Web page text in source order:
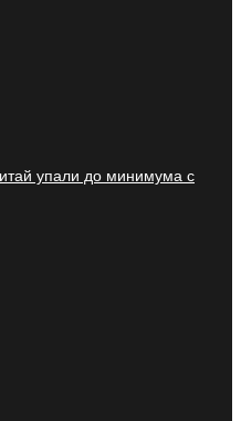
упали до минимума с